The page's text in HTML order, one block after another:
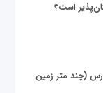
است؟
متاورس (چند متر زمین